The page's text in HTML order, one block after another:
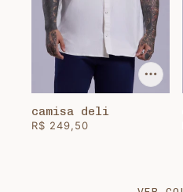
camisa deli
R$ 249,50